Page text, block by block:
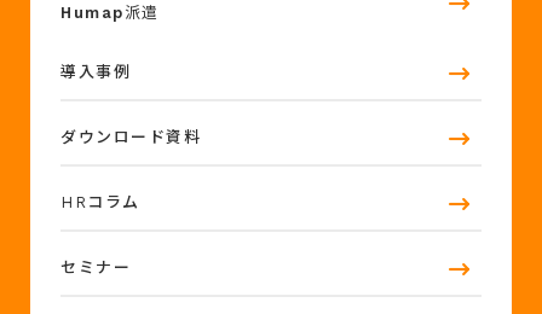
Humap 派遣
導入事例
ダウンロード資料
HRコラム
セミナー